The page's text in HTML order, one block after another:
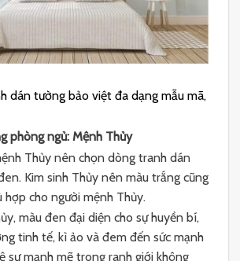
dán tường bảo việt đa dạng mẫu mã,
phòng ngủ: Mệnh Thủy
Thủy nên chọn dòng tranh dán
Kim sinh Thủy nên màu trắng cũng
hợp cho người mệnh Thủy.
màu đen đại diện cho sự huyền bí,
tinh tế, kì ảo và đem đến sức mạnh
sự mạnh mẽ trong ranh giới không